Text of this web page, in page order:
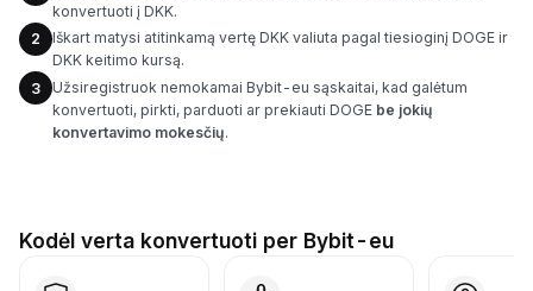
konvertuoti į DKK.
2
Iškart matysi atitinkamą vertę DKK valiuta pagal tiesioginį DOGE ir
DKK keitimo kursą.
3
Užsiregistruok nemokamai Bybit-eu sąskaitai, kad galėtum
konvertuoti, pirkti, parduoti ar prekiauti DOGE be jokių
konvertavimo mokesčių.
Kodėl verta konvertuoti per Bybit-eu